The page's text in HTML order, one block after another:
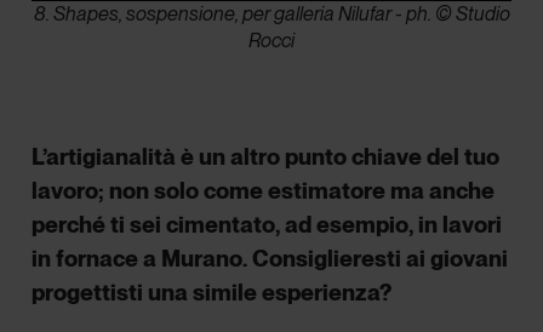
8. Shapes, sospensione, per galleria Nilufar - ph. © Studio
Rocci
L’artigianalità è un altro punto chiave del tuo
lavoro; non solo come estimatore ma anche
perché ti sei cimentato, ad esempio, in lavori
in fornace a Murano. Consiglieresti ai giovani
progettisti una simile esperienza?